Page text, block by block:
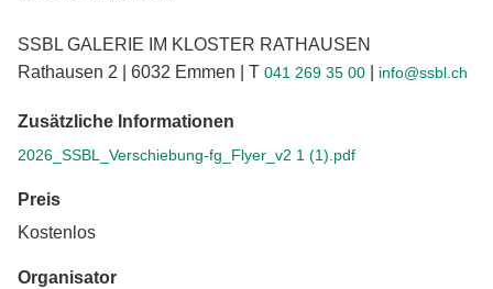
SSBL GALERIE IM KLOSTER RATHAUSEN
Rathausen 2 | 6032 Emmen | T 041 269 35 00 info@ssbl.ch
Zusätzliche Informationen
2026_SSBL_Verschiebung-fg_Flyer_v2 1 (1).pdf
Preis
Kostenlos
Organisator